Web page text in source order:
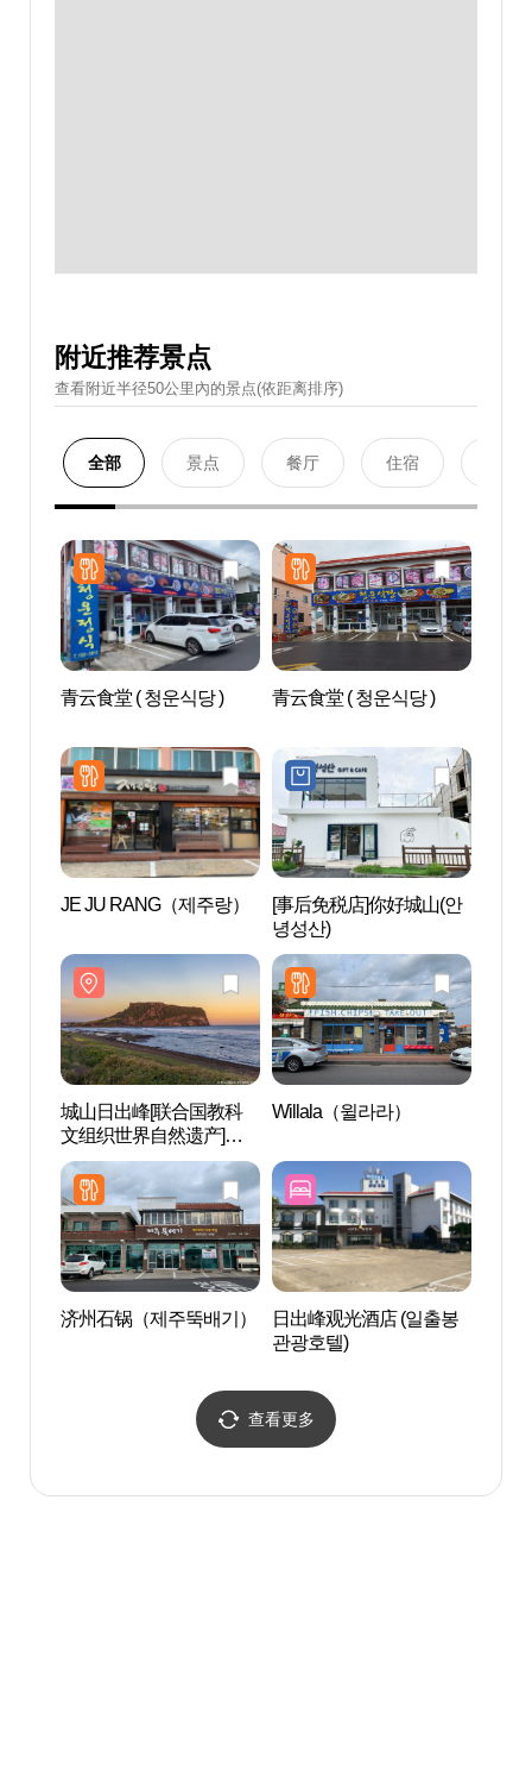
附近推荐景点
查看附近半径50公里內的景点(依距离排序)
全部 景点 餐厅 住宿
青云食堂 ( 청운식당 ) 青云食堂 ( 청운식당 )
JE JU RANG（제주랑）
[事后免税店]你好城山(안
녕성산)
城山日出峰[联合国教科
文组织世界自然遗产]성
산일출봉 [유네스코 세계
자연유산]
Willala（윌라라）
济州石锅（제주뚝배기）
日出峰观光酒店 (일출봉
관광호텔)
查看更多